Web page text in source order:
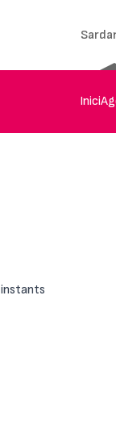
Inici
instants